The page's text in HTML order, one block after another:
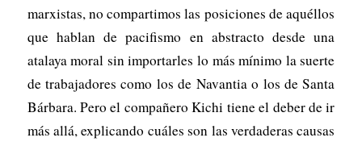
marxistas, no compartimos las posiciones de aquéllos
que hablan de pacifismo en abstracto desde una
atalaya moral sin importarles lo más mínimo la suerte
de trabajadores como los de Navantia o los de Santa
Bárbara. Pero el compañero Kichi tiene el deber de ir
más allá, explicando cuáles son las verdaderas causas